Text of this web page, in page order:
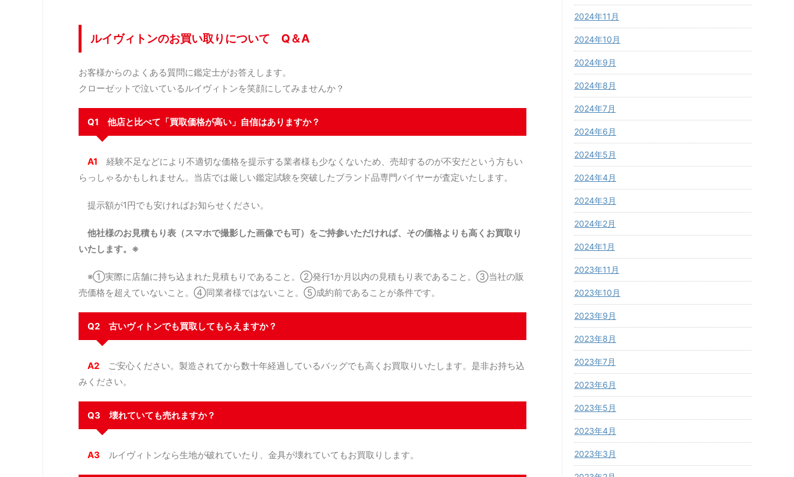
ルイヴィトンのお買い取りについて Q＆A
お客様からのよくある質問に鑑定士がお答えします。
クローゼットで泣いているルイヴィトンを笑顔にしてみませんか？
Q1 他店と比べて「買取価格が高い」自信はありますか？
A1 経験不足などにより不適切な価格を提示する業者様も少なくないため、売却するのが不安だという方もい
らっしゃるかもしれません。当店では厳しい鑑定試験を突破したブランド品専門バイヤーが査定いたします。
提示額が1円でも安ければお知らせください。
他社様のお見積もり表（スマホで撮影した画像でも可）をご持参いただければ、その価格よりも高くお買取り
いたします。※
※①実際に店舗に持ち込まれた見積もりであること。②発行1か月以内の見積もり表であること。③当社の販
売価格を超えていないこと。④同業者様ではないこと。⑤成約前であることが条件です。
Q2 古いヴィトンでも買取してもらえますか？
A2 ご安心ください。製造されてから数十年経過しているバッグでも高くお買取りいたします。是非お持ち込
みください。
Q3 壊れていても売れますか？
A3 ルイヴィトンなら生地が破れていたり、金具が壊れていてもお買取りします。
2024年11月
2024年10月
2024年9月
2024年8月
2024年7月
2024年6月
2024年5月
2024年4月
2024年3月
2024年2月
2024年1月
2023年11月
2023年10月
2023年9月
2023年8月
2023年7月
2023年6月
2023年5月
2023年4月
2023年3月